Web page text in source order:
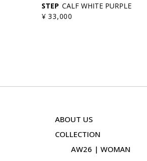
STEP CALF WHITE PURPLE
¥ 33,000
ABOUT US
COLLECTION
AW26 | WOMAN